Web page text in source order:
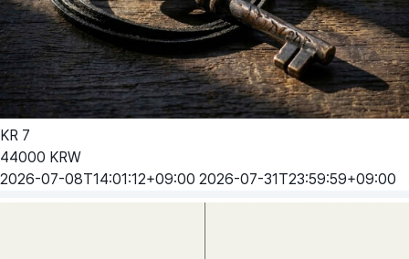
KR 7
44000 KRW
2026-07-08T14:01:12+09:00 2026-07-31T23:59:59+09:00